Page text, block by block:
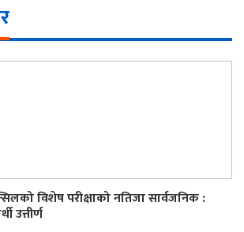
विशेष परीक्षाको नतिजा सार्वजनिक :
उत्तीर्ण